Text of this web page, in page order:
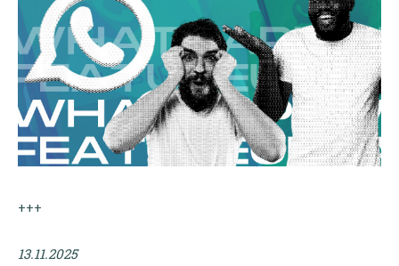
+++
13.11.2025